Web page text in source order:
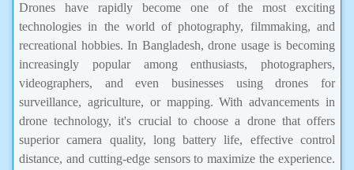
Drones have rapidly become one of the most exciting
technologies in the world of photography, filmmaking, and
recreational hobbies. In Bangladesh, drone usage is becoming
increasingly popular among enthusiasts, photographers,
videographers, and even businesses using drones for
surveillance, agriculture, or mapping. With advancements in
drone technology, it's crucial to choose a drone that offers
superior camera quality, long battery life, effective control
distance, and cutting-edge sensors to maximize the experience.